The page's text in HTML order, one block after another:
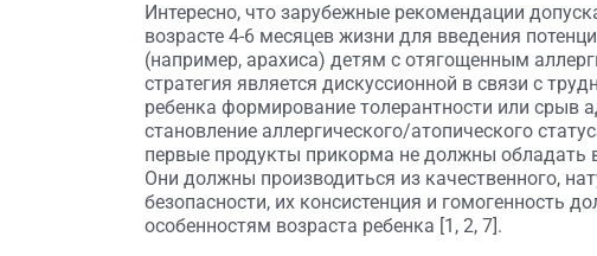
Интересно, что зарубежные рекомендации
возрасте 4-6 месяцев жизни для введения
(например, арахиса) детям с отягощенным
стратегия является дискуссионной в связи с
ребенка формирование толерантности или срыв
становление аллергического/атопического
первые продукты прикорма не должны
Они должны производиться из качественного,
безопасности, их консистенция и гомогенность
особенностям возраста ребенка [1, 2, 7].